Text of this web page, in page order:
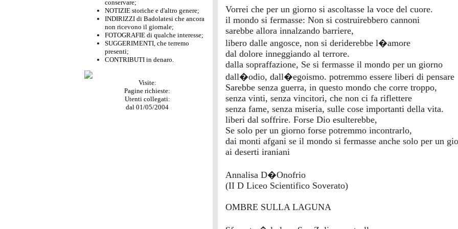
conservare;
NOTIZIE storiche e d'altro genere;
INDIRIZZI di Badolatesi che ancora
non ricevono il giornale;
FOTOGRAFIE di qualche interesse;
SUGGERIMENTI, che terremo
presenti;
CONTRIBUTI in denaro.
Visite:
Pagine richieste:
Utenti collegati:
dal 01/05/2004
Vorrei che per un giorno si ascoltasse la voce del cuore.
il mondo si fermasse: Non si costruirebbero cannoni
sarebbe allora innalzando barriere,
libero dalle angosce, non si deriderebbe l�amore
dal dolore inneggiando al terrore.
dalla sopraffazione, Se si fermasse il mondo per un giorno
dall�odio, dall�egoismo. potremmo essere liberi di pensare
Sarebbe senza guerra, in questo mondo che corre troppo,
senza vinti, senza vincitori, che non ci fa riflettere
senza fame, senza miseria, sulle cose importanti della vita.
liberi dal soffrire. Forse Dio esulterebbe,
Se solo per un giorno forse potremmo incontrarlo,
dai monti afgani se il mondo si fermasse anche solo per un
ai deserti iraniani
Annalisa D�Onofrio
(II D Liceo Scientifico Soverato)
OMBRE SULLA LAGUNA